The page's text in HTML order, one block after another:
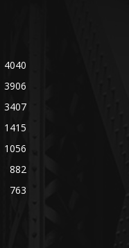
4040
3906
3407
1415
1056
882
763